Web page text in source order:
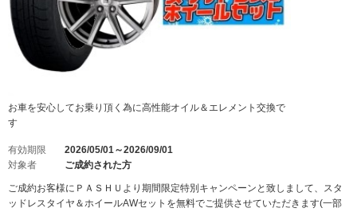
お車を安心してお乗り頂く為に高性能オイル＆エレメント交換で
す
有効期限
2026/05/01～2026/09/01
対象者
ご成約された方
ご成約お客様にＰＡＳＨＵより期間限定特別キャンペーンと致しまして、スタ
ッドレスタイヤ＆ホイールAWセットを無料でご提供させていただきます(一部